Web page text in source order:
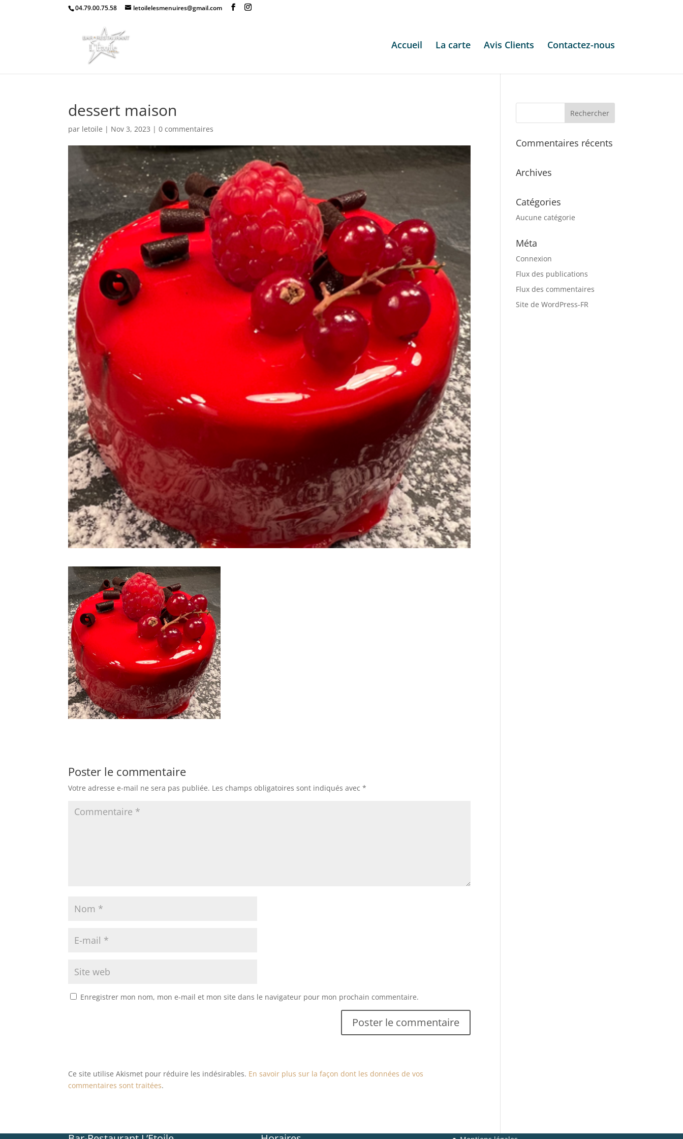
04.79.00.75.58 letoilelesmenuires@gmail.com
Accueil La carte Avis Clients Contactez-nous
dessert maison
par letoile | Nov 3, 2023 |0 commentaires
Poster le commentaire
Votre adresse e-mail ne sera pas publiée. Les champs obligatoires sont indiqués avec*
Enregistrer mon nom, mon e-mail et mon site dans le navigateur pour mon prochain commentaire.
Ce site utilise Akismet pour réduire les indésirables. En savoir plus sur la façon dont les données de vos
commentaires sont traitées.
Commentaires récents
Archives
Catégories
Aucune catégorie
Méta
Connexion
Flux des publications
Flux des commentaires
Site de WordPress-FR